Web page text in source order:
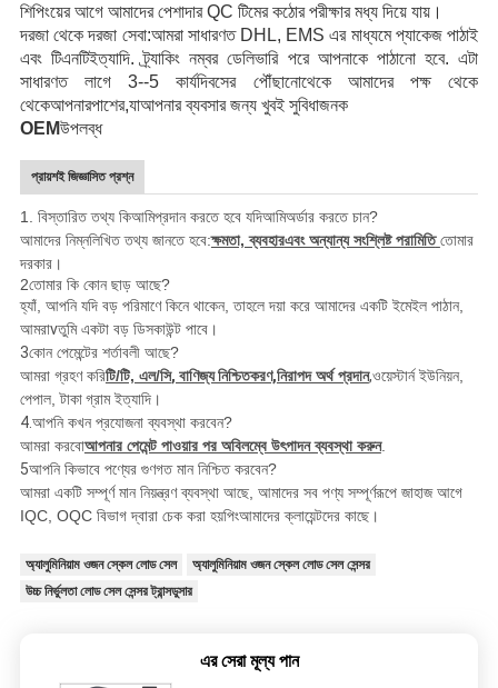
শিপিংয়ের আগে আমাদের পেশাদার QC টিমের কঠোর পরীক্ষার মধ্য দিয়ে যায়।
দরজা থেকে দরজা সেবা:আমরা সাধারণত DHL, EMS এর মাধ্যমে প্যাকেজ পাঠাই
এবং টিএনটিইত্যাদি. ট্র্যাকিং নম্বর ডেলিভারি পরে আপনাকে পাঠানো হবে. এটা
সাধারণত লাগে 3--5 কার্যদিবসের
পৌঁছানোথেকে আমাদের পক্ষ থেকে
থেকেআপনারপাশের,যাআপনার ব্যবসার জন্য খুবই সুবিধাজনক
OEMউপলব্ধ
প্রায়শই জিজ্ঞাসিত প্রশ্ন
1. বিস্তারিত তথ্য কিআমিপ্রদান করতে হবে যদিআমিঅর্ডার করতে চান?
আমাদের নিম্নলিখিত তথ্য জানতে হবে:ক্ষমতা, ব্যবহারএবং অন্যান্য সংশ্লিষ্ট পরামিতি তোমার
দরকার।
2তোমার কি কোন ছাড় আছে?
হ্যাঁ, আপনি যদি বড় পরিমাণে কিনে থাকেন, তাহলে দয়া করে আমাদের একটি ইমেইল পাঠান,
আমরাvতুমি একটা বড় ডিসকাউন্ট পাবে।
3কোন পেমেন্টের শর্তাবলী আছে?
আমরা গ্রহণ করিটি/টি, এল/সি, বাণিজ্য নিশ্চিতকরণ,নিরাপদ অর্থ প্রদান,ওয়েস্টার্ন ইউনিয়ন,
পেপাল, টাকাগ্রাম ইত্যাদি।
4.আপনি কখন প্রযোজনা ব্যবস্থা করবেন?
আমরা করবোআপনার পেমেন্ট পাওয়ার পর অবিলম্বে উৎপাদন ব্যবস্থা করুন.
5আপনি কিভাবে পণ্যের গুণগত মান নিশ্চিত করবেন?
আমরা একটি সম্পূর্ণ মান নিয়ন্ত্রণ ব্যবস্থা আছে, আমাদের সব পণ্য সম্পূর্ণরূপে জাহাজ আগে
IQC, OQC বিভাগ দ্বারা চেক করা হয়পিংআমাদের ক্লায়েন্টদের কাছে।
অ্যালুমিনিয়াম ওজন স্কেল লোড সেল
অ্যালুমিনিয়াম ওজন স্কেল লোড সেল সেন্সর
উচ্চ নির্ভুলতা লোড সেল সেন্সর ট্রান্সডুসার
এর সেরা মূল্য পান